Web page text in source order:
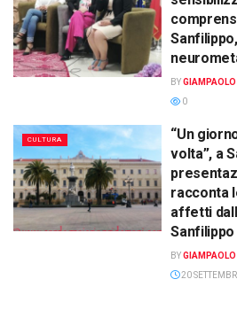
BY
0
CULTURA
“Un
volta”, a
racconta
affetti
Sanfilippo
BY
20